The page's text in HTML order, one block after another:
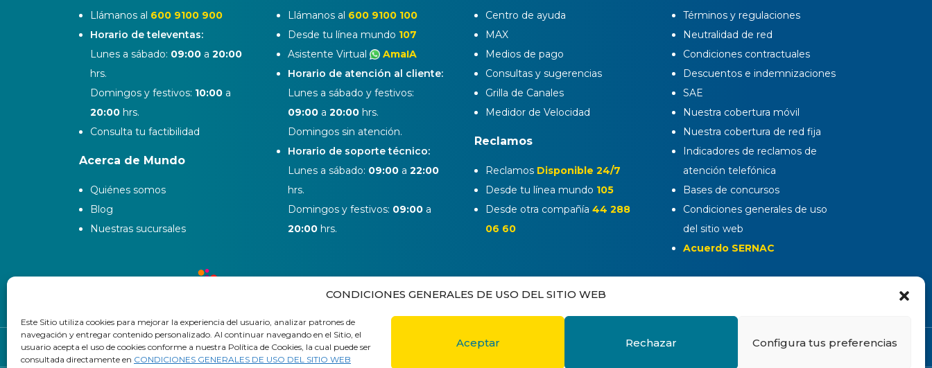
CONDICIONES GENERALES DE USO DEL SITIO WEB
Este Sitio utiliza cookies para mejorar la experiencia del usuario, analizar patrones de
navegación y entregar contenido personalizado. Al continuar navegando en el Sitio, el
usuario acepta el uso de cookies conforme a nuestra Política de Cookies, la cual puede ser
consultada directamente en CONDICIONES GENERALES DE USO DEL SITIO WEB
Aceptar Rechazar Configura tus preferencias
Llámanos al 600 9100 900
Horario de televentas:
Lunes a sábado: 09:00 a 20:00
hrs.
Domingos y festivos: 10:00 a
20:00 hrs.
Consulta tu factibilidad
Acerca de Mundo
Quiénes somos
Blog
Nuestras sucursales
Llámanos al 600 9100 100
Desde tu línea mundo 107
Asistente Virtual
AmaIA
Horario de atención al cliente:
Lunes a sábado y festivos:
09:00 a 20:00 hrs.
Domingos sin atención.
Horario de soporte técnico:
Lunes a sábado: 09:00 a 22:00
hrs.
Domingos y festivos: 09:00 a
20:00 hrs.
Centro de ayuda
MAX
Medios de pago
Consultas y sugerencias
Grilla de Canales
Medidor de Velocidad
Reclamos
Reclamos Disponible 24/7
Desde tu línea mundo 105
Desde otra compañía 44 288
06 60
Términos y regulaciones
Neutralidad de red
Condiciones contractuales
Descuentos e indemnizaciones
SAE
Nuestra cobertura móvil
Nuestra cobertura de red fija
Indicadores de reclamos de
atención telefónica
Bases de concursos
Condiciones generales de uso
del sitio web
Acuerdo SERNAC
Trabaja en Mundo Políticas de privacidad Mapa del sitio